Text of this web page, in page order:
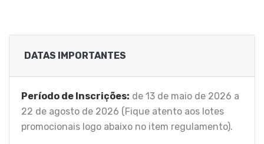
DATAS IMPORTANTES
Período de Inscrições: de 13 de maio de 2026 a
22 de agosto de 2026 (Fique atento aos lotes
promocionais logo abaixo no item regulamento).